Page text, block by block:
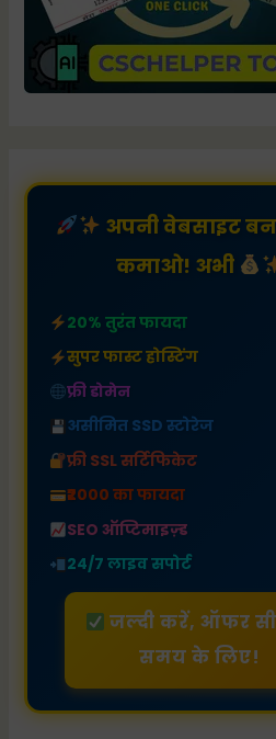
अपनी वेबसाइट
कमाओ! अभी
20% तुरंत फायदा
सुपर फास्ट होस्टिंग
फ्री डोमेन
असीमित SSD स्टोरेज
फ्री SSL सर्टिफिकेट
₹2000 का फायदा
SEO ऑप्टिमाइज़्ड
24/7 लाइव सपोर्ट
जल्दी करें, ऑफर
समय के लिए!